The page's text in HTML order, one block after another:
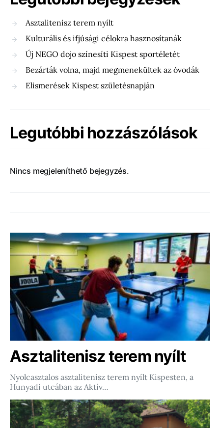
Asztalitenisz terem nyílt
Kulturális és ifjúsági célokra hasznosítanák
Új NEGO dojo színesíti Kispest sportéletét
Bezárták volna, majd megmenekültek az óvodák
Elismerések Kispest születésnapján
Legutóbbi hozzászólások
Nincs megjeleníthető bejegyzés.
Asztalitenisz terem nyílt
Nyolcasztalos asztalitenisz terem nyílt Kispesten, a
Hunyadi utcában az Aktív…